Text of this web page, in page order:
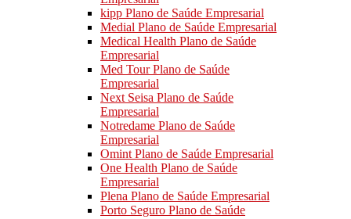
kipp Plano de Saúde Empresarial
Medial Plano de Saúde Empresarial
Medical Health Plano de Saúde
Empresarial
Med Tour Plano de Saúde
Empresarial
Next Seisa Plano de Saúde
Empresarial
Notredame Plano de Saúde
Empresarial
Omint Plano de Saúde Empresarial
One Health Plano de Saúde
Empresarial
Plena Plano de Saúde Empresarial
Porto Seguro Plano de Saúde